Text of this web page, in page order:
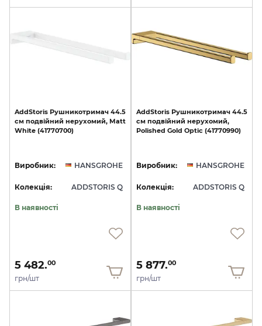
AddStoris Рушникотримач 44.5
см подвійний нерухомий, Matt
White (41770700)
Виробник: HANSGROHE
Колекція: ADDSTORIS Q
В наявності
5 482.00
грн/шт
AddStoris Рушникотримач 44.5
см подвійний нерухомий,
Polished Gold Optic (41770990)
Виробник: HANSGROHE
Колекція: ADDSTORIS Q
В наявності
5 877.00
грн/шт